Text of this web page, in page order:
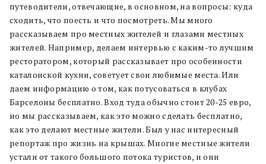
путеводители, отвечающие, в основном, на вопросы: куда
сходить, что поесть и что посмотреть. Мы много
рассказываем про местных жителей и глазами местных
жителей. Например, делаем интервью с каким-то лучшим
ресторатором, который рассказывает про особенности
каталонской кухни, советует свои любимые места. Или
даем информацию о том, как потусоваться в клубах
Барселоны бесплатно. Вход туда обычно стоит 20-25 евро,
но мы рассказываем, как это можно сделать бесплатно,
как это делают местные жители. Был у нас интересный
репортаж про жизнь на крышах. Многие местные жители
устали от такого большого потока туристов, и они